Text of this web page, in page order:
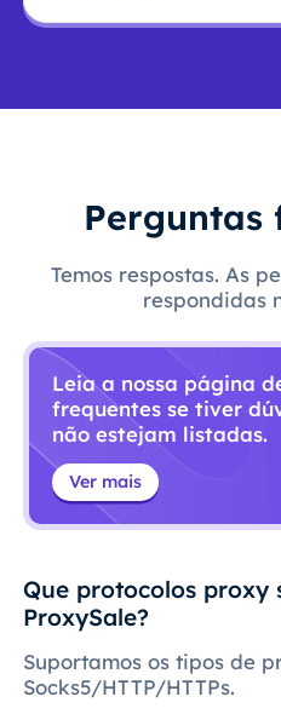
Perguntas
Temos respostas. As
respondidas
Leia a nossa página
frequentes se tiver
não estejam listadas.
Ver mais
Que protocolos proxy
ProxySale?
Suportamos os tipos de
Socks5/HTTP/HTTPs.